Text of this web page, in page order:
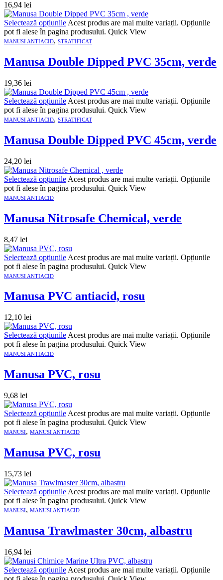
16,94 lei
Selectează opțiunile Acest produs are mai multe variații. Opțiunile
pot fi alese în pagina produsului. Quick View
MANUSI ANTIACID, STRATIFICAT
Manusa Double Dipped PVC 35cm, verde
19,36 lei
Selectează opțiunile Acest produs are mai multe variații. Opțiunile
pot fi alese în pagina produsului. Quick View
MANUSI ANTIACID, STRATIFICAT
Manusa Double Dipped PVC 45cm, verde
24,20 lei
Selectează opțiunile Acest produs are mai multe variații. Opțiunile
pot fi alese în pagina produsului. Quick View
MANUSI ANTIACID
Manusa Nitrosafe Chemical, verde
8,47 lei
Selectează opțiunile Acest produs are mai multe variații. Opțiunile
pot fi alese în pagina produsului. Quick View
MANUSI ANTIACID
Manusa PVC antiacid, rosu
12,10 lei
Selectează opțiunile Acest produs are mai multe variații. Opțiunile
pot fi alese în pagina produsului. Quick View
MANUSI ANTIACID
Manusa PVC, rosu
9,68 lei
Selectează opțiunile Acest produs are mai multe variații. Opțiunile
pot fi alese în pagina produsului. Quick View
MANUSI, MANUSI ANTIACID
Manusa PVC, rosu
15,73 lei
Selectează opțiunile Acest produs are mai multe variații. Opțiunile
pot fi alese în pagina produsului. Quick View
MANUSI, MANUSI ANTIACID
Manusa Trawlmaster 30cm, albastru
16,94 lei
Selectează opțiunile Acest produs are mai multe variații. Opțiunile